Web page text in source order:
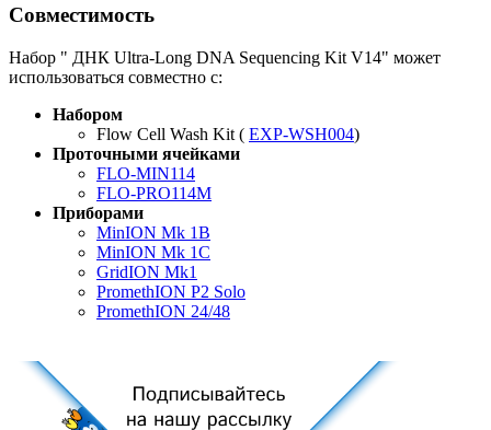
Совместимость
Набор " ДНК Ultra-Long DNA Sequencing Kit V14" может
использоваться совместно с:
Набором
Flow Cell Wash Kit ( EXP-WSH004)
Проточными ячейками
FLO-MIN114
FLO-PRO114M
Приборами
MinION Mk 1B
MinION Mk 1C
GridION Mk1
PromethION P2 Solo
PromethION 24/48